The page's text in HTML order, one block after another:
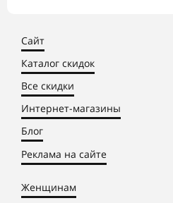
Сайт
Каталог скидок
Все скидки
Интернет-магазины
Блог
Реклама на сайте
Женщинам